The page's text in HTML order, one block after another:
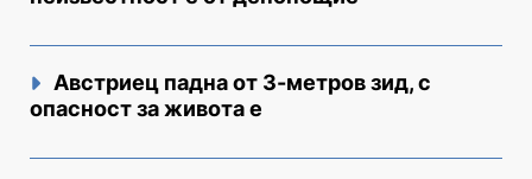
Австриец падна от 3-метров зид, с
опасност за живота е